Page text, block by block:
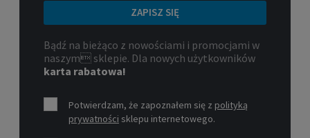
ZAPISZ SIĘ
Bądź na bieżąco z nowościami i promocjami w
naszym sklepie. Dla nowych użytkowników
karta rabatowa!
Potwierdzam, że zapoznałem się z polityką
prywatności sklepu internetowego.